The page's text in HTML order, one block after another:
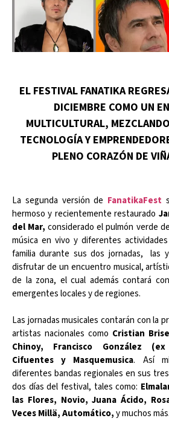
EL FESTIVAL FANATIKA
DICIEMBRE COMO UN
MULTICULTURAL,
TECNOLOGÍA Y
PLENO CORAZÓN DE
La segunda versión de FanatikaFest
hermoso y recientemente restaurado
del Mar, considerado el pulmón verde
música en vivo y diferentes
familia durante sus dos jornadas, las
disfrutar de un encuentro musical,
de la zona, el cual además contará
emergentes locales y de regiones.
Las jornadas musicales contarán con la
artistas nacionales como Cristian
Chinoy, Francisco González
Cifuentes y Masquemusica. Así
diferentes bandas regionales en sus
dos días del festival, tales como:
las Flores, Novio, Juana Ácido,
Veces Millä, Automático,y muchos más.